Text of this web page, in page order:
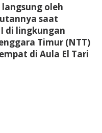
oleh
saat
di lingkungan
Timur (NTT)
di Aula El Tari